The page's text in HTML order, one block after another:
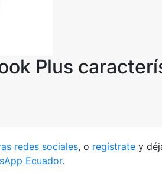
Plus
redes sociales, o regístrate y
Ecuador.